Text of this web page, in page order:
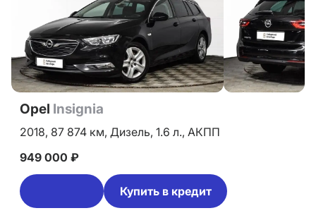
Opel Insignia
2018, 87 874 км, Дизель, 1.6 л., АКПП
949 000 ₽
Купить в кредит